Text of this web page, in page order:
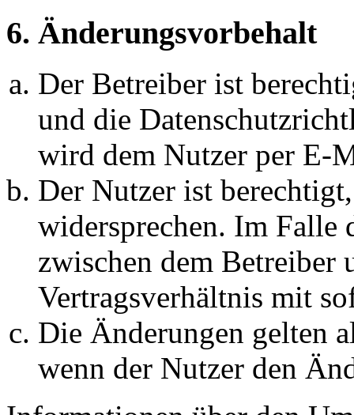
6. Änderungsvorbehalt
Der Betreiber ist
und die
wird dem Nutzer per E-
Der Nutzer ist
widersprechen. Im Falle
zwischen dem Betreiber
Vertragsverhältnis mit
Die Änderungen gelten
wenn der Nutzer den